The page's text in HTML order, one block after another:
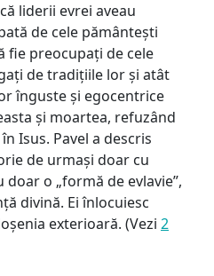
liderii evrei aveau
de cele pământești
fie preocupați de cele
de tradițiile lor și atât
înguste și egocentrice
și moartea, refuzând
Isus. Pavel a descris
de urmași doar cu
o „formă de evlavie”,
divină. Ei înlocuiesc
exterioară. (Vezi 2